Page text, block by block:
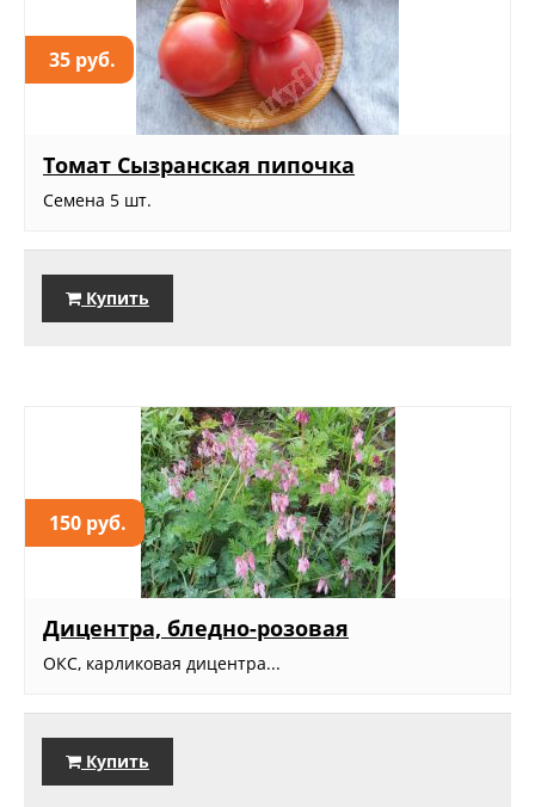
35 руб.
Томат Сызранская пипочка
Семена 5 шт.
Купить
150 руб.
Дицентра, бледно-розовая
ОКС, карликовая дицентра...
Купить